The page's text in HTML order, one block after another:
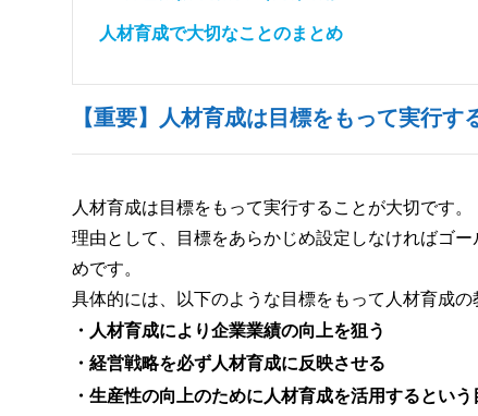
人材育成で大切なことのまとめ
【重要】人材育成は目標をもって実行す
人材育成は目標をもって実行することが大切です。
理由として、目標をあらかじめ設定しなければゴ
めです。
具体的には、以下のような目標をもって人材育成の
・人材育成により企業業績の向上を狙う
・経営戦略を必ず人材育成に反映させる
・生産性の向上のために人材育成を活用するとい